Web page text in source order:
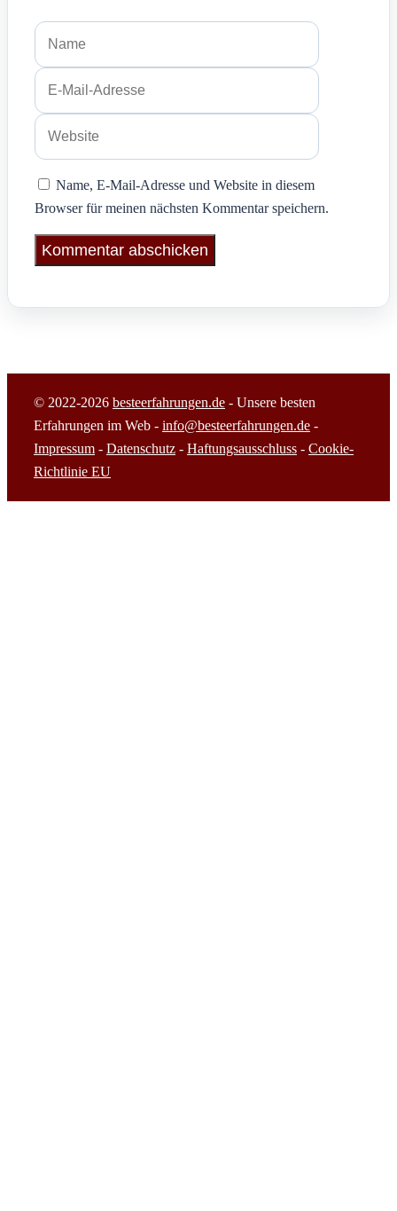
Name
E-
Adresse
Website
Name, E-Mail-Adresse und Website in diesem
Browser für meinen nächsten Kommentar speichern.
© 2022-2026 besteerfahrungen.de - Unsere besten
Erfahrungen im Web - info@besteerfahrungen.de -
Impressum - Datenschutz - Haftungsausschluss - Cookie-
Richtlinie EU